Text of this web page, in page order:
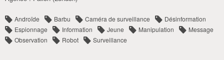
Androïde Barbu Caméra de surveillance
Désinformation
Espionnage
Information Jeune Manipulation
Message
Observation
Robot Surveillance